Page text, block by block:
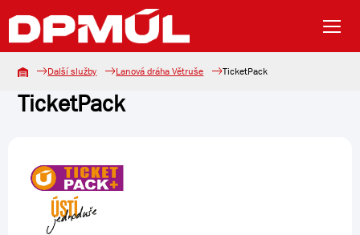
Další služby Lanová dráha Větruše TicketPack
TicketPack